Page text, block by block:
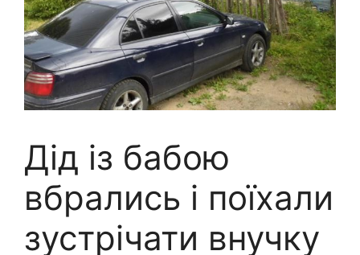
Дід із бабою
вбрались і поїхали
зустрічати внучку